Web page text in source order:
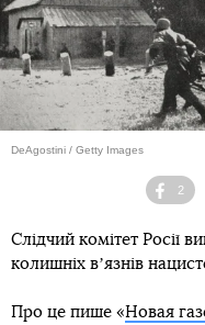
DeAgostini / Getty Images
2
Слідчий комітет Росії
колишніх вʼязнів
Про це пише «Новая